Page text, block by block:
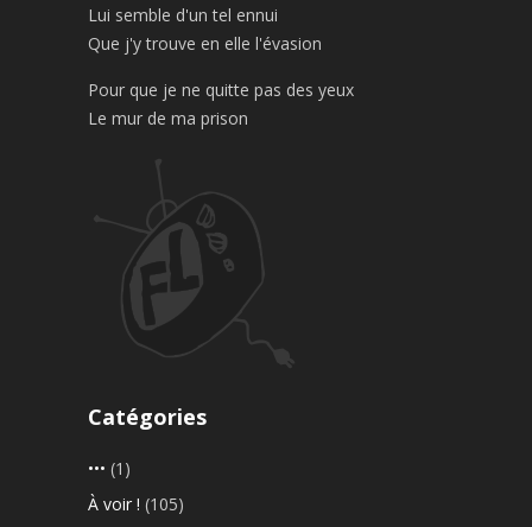
Lui semble d'un tel ennui
Que j'y trouve en elle l'évasion
Pour que je ne quitte pas des yeux
Le mur de ma prison
Catégories
••• (1)
À voir ! (105)